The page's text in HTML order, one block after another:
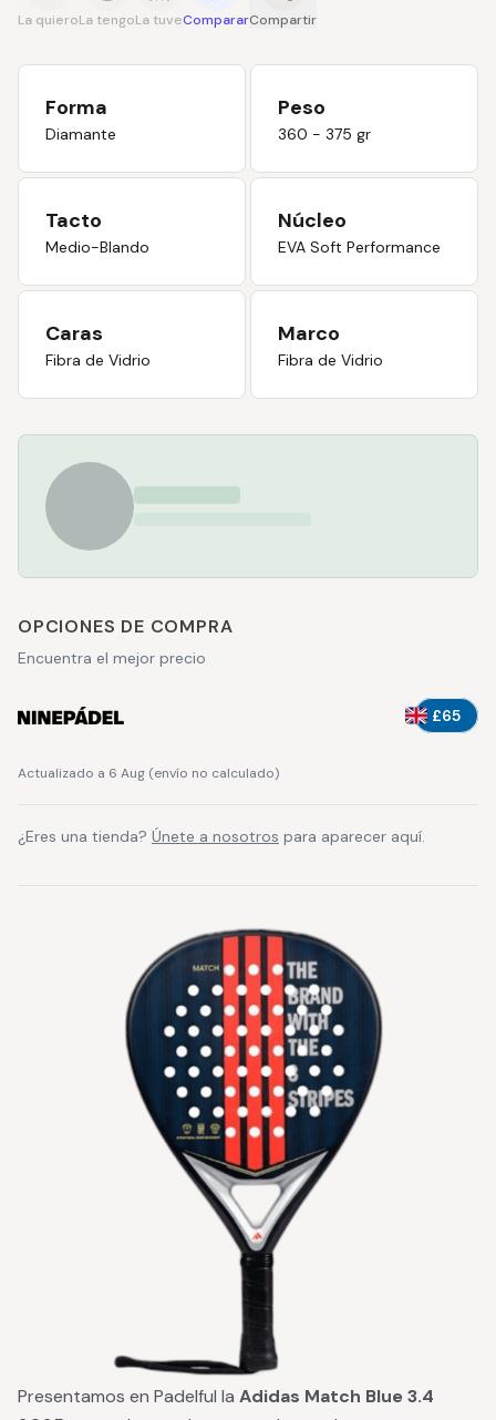
La quieroLa tengoLa tuveCompararCompartir
Forma
Diamante
Peso
360 - 375 gr
Tacto
Medio-Blando
Núcleo
EVA Soft Performance
Caras
Fibra de Vidrio
Marco
Fibra de Vidrio
OPCIONES DE COMPRA
Encuentra el mejor precio
£65
Actualizado a 6 Aug (envío no calculado)
¿Eres una tienda? Únete a nosotros para aparecer aquí.
Presentamos en Padelful la Adidas Match Blue 3.4